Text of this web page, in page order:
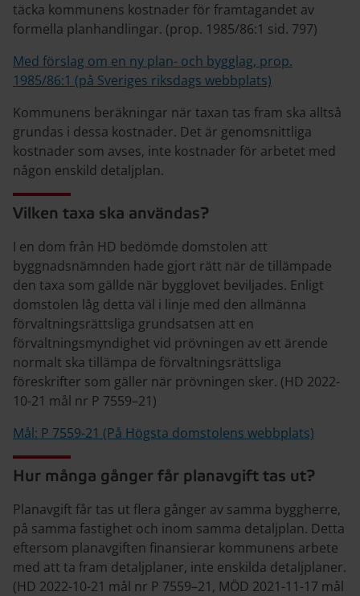
täcka kommunens kostnader för framtagandet av
formella planhandlingar. (prop. 1985/86:1 sid. 797)
Med förslag om en ny plan- och bygglag, prop.
1985/86:1 (på Sveriges riksdags webbplats)
Kommunens beräkningar när taxan tas fram ska alltså
grundas i dessa kostnader. Det är genomsnittliga
kostnader som avses, inte kostnader för arbetet med
någon enskild detaljplan.
Vilken taxa ska användas?
I en dom från HD bedömde domstolen att
byggnadsnämnden hade gjort rätt när de tillämpade
den taxa som gällde när bygglovet beviljades. Enligt
domstolen låg detta väl i linje med den allmänna
förvaltningsrättsliga grundsatsen att en
förvaltningsmyndighet vid prövningen av ett ärende
normalt ska tillämpa de förvaltningsrättsliga
föreskrifter som gäller när prövningen sker. (HD 2022-
10-21 mål nr P 7559–21)
Mål: P 7559-21 (På Högsta domstolens webbplats)
Hur många gånger får planavgift tas ut?
Planavgift får tas ut flera gånger av samma byggherre,
på samma fastighet och inom samma detaljplan. Detta
eftersom planavgiften finansierar kommunens arbete
med att ta fram detaljplaner, inte enskilda detaljplaner.
(HD 2022-10-21 mål nr P 7559–21, MÖD 2021-11-17 mål